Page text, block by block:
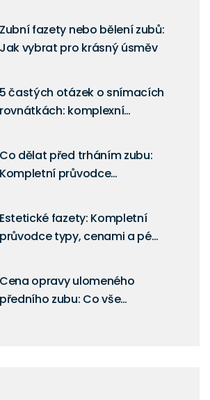
Zubní fazety nebo bělení zubů:
Jak vybrat pro krásný úsměv
5 častých otázek o snímacích
rovnátkách: komplexní
Co dělat před trháním zubu:
Kompletní průvodce
Estetické fazety: Kompletní
průvodce typy, cenami a péčí
Cena opravy ulomeného
předního zubu: Co vše